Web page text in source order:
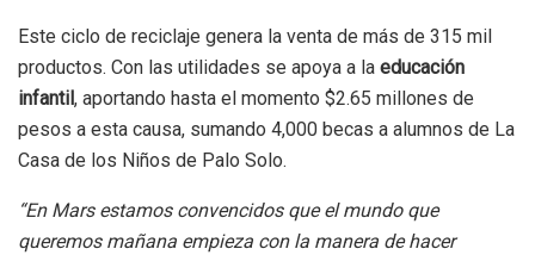
Este ciclo de reciclaje genera la venta de más de 315 mil
productos. Con las utilidades se apoya a la educación
infantil, aportando hasta el momento $2.65 millones de
pesos a esta causa, sumando 4,000 becas a alumnos de La
Casa de los Niños de Palo Solo.
“En Mars estamos convencidos que el mundo que
queremos mañana empieza con la manera de hacer